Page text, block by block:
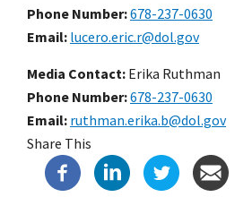
Phone Number 678-237-0630
Email lucero.eric.r@dol.gov
Media Contact: Erika Ruthman
Phone Number 678-237-0630
Email ruthman.erika.b@dol.gov
Share This